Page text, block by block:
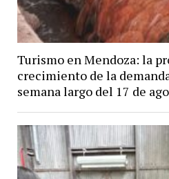
Turismo en Mendoza: la
crecimiento de la
semana largo del 17 de